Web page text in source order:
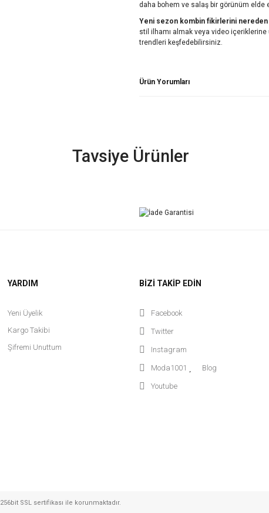
daha bohem ve salaş bir görünüm elde
Yeni sezon kombin fikirlerini
stil ilhamı almak veya video
trendleri keşfedebilirsiniz.
Ürün Yorumları
Tavsiye Ürünler
YARDIM
Yeni Üyelik
Kargo Takibi
Şifremi Unuttum
BİZİ TAKİP EDİN
Facebook
Twitter
Instagram
Moda1001 Blog
Youtube
SSL sertifikası ile korunmaktadır.